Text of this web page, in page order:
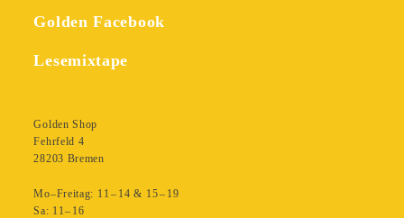
Golden Facebook
Lesemixtape
Golden Shop
Fehrfeld 4
28203 Bremen
Mo–Freitag: 11 – 14 & 15 – 19
Sa: 11– 16